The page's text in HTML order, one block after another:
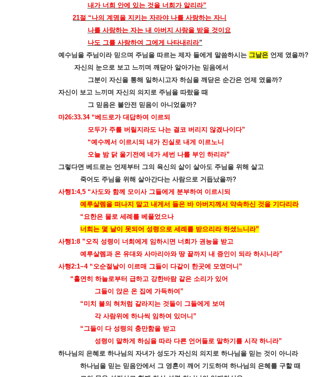
내가 너희 안에 있는 것을 너희가 알리라”
21절 “나의 계명을 지키는 자라야 나를 사랑하는 자니
나를 사랑하는 자는 내 아버지 사랑을 받을 것이요
나도 그를 사랑하여 그에게 나타내리라”
예수님을 주님이라 믿으며 주님을 따르는 제자 들에게 말씀하시는 그날은 언제 였을까?
자신의 눈으로 보고 느끼며 깨닫아 알아가는 믿음에서
그분이 자신을 통해 일하시고자 하심을 깨닫은 순간은 언제 였을까?
자신이 보고 느끼며 자신의 의지로 주님을 따랐을 때
그 믿음은 불안전 믿음이 아니었을까?
마26:33.34 “베드로가 대답하여 이르되
모두가 주를 버릴지라도 나는 결코 버리지 않겠나이다”
“예수께서 이르시되 내가 진실로 내게 이르노니
오늘 밤 닭 울기전에 네가 세번 나를 부인 하리라”
그렇다면 베드로는 언제부터 그의 육신의 삶이 살아도 주님을 위해 살고
죽어도 주님을 위해 살아간다는 사람으로 거듭났을까?
사행1:4,5 “사도와 함께 모이사 그들에게 분부하여 이르시되
예루살렘을 떠나지 말고 내게서 들은 바 아버지께서 약속하신 것을 기다리라
“ 요한은 물로 세례를 베풀었으나
너희는 몇 날이 못되어 성령으로 세례를 받으리라 하셨느니라”
사행1:8 ” 오직 성령이 너희에게 임하시면 너희가 권능을 받고
예루살렘과 온 유대와 사마리아와 땅 끝까지 내 증인이 되라 하시니라”
사행2:1~4 “ 오순절날이 이르매 그들이 다같이 한곳에 모였더니”
“홀연히 하늘로부터 급하고 강한바람 같은 소리가 있어
그들이 앉은 온 집에 가득하여”
“미치 불의 혀처럼 갈라지는 것들이 그들에게 보여
각 사람위에 하나씩 임하여 있더니”
“그들이 다 성령의 충만함을 받고
성령이 말하게 하심을 따라 다른 언어들로 말하기를 시작 하니라”
하나님의 은혜로 하나님의 자녀가 성도가 자신의 의지로 하나님을 믿는 것이 아니라
하나님을 믿는 믿음안에서 그 영혼이 깨어 기도하며 하나님의 은혜를 구할 때